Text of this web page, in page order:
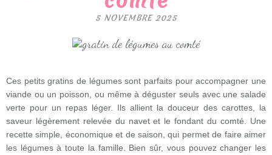
5 NOVEMBRE 2025
Ces petits gratins de légumes sont parfaits pour accompagner une
viande ou un poisson, ou même à déguster seuls avec une salade
verte pour un repas léger. Ils allient la douceur des carottes, la
saveur légèrement relevée du navet et le fondant du comté. Une
recette simple, économique et de saison, qui permet de faire aimer
les légumes à toute la famille. Bien sûr, vous pouvez changer les